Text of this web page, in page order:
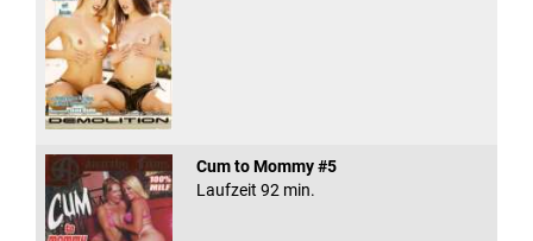
Cum to Mommy #5
Laufzeit 92 min.